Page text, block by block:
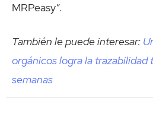
MRPeasy”.
También le puede interesar:
orgánicos logra la trazabilidad
semanas